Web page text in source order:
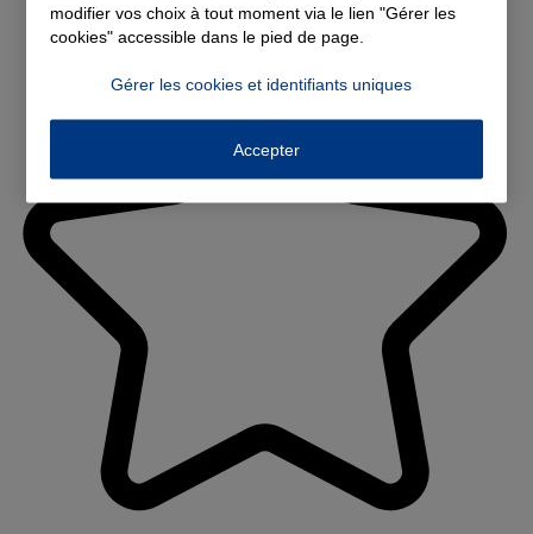
modifier vos choix à tout moment via le lien "Gérer les
cookies" accessible dans le pied de page.
Gérer les cookies et identifiants uniques
Accepter